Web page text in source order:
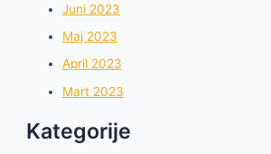
Juni 2023
Maj 2023
April 2023
Mart 2023
Kategorije